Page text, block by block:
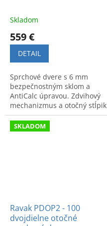
Skladom
559 €
DETAIL
Sprchové dvere s 6 mm
bezpečnostným sklom a
AntiCalc úpravou. Zdvihový
mechanizmus a otočný stĺpik
pre hladký chod. Rozmery
975 - 1005 x 1950 mm.
SKLADOM
Ravak PDOP2 - 100
dvojdielne otočné